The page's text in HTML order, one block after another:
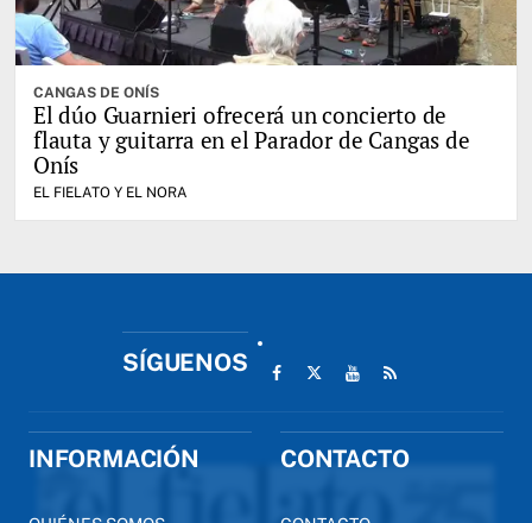
CANGAS DE ONÍS
El dúo Guarnieri ofrecerá un concierto de
flauta y guitarra en el Parador de Cangas de
Onís
EL FIELATO Y EL NORA
SÍGUENOS
INFORMACIÓN CONTACTO